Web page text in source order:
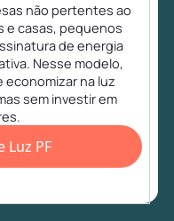
não pertentes ao
e casas, pequenos
de energia
Nesse modelo,
economizar na luz
sem investir em
Luz PF